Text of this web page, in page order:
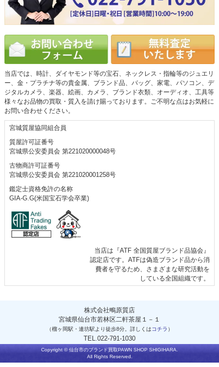
当店では、時計、ダイヤモンド等の宝石、ネックレス・指輪等のジュエリ
ー、金・プラチナ等の貴金属、ブランド品、バッグ、家電、パソコン、デ
ジタルカメラ、楽器、絵画、カメラ、ブランド衣類、オーディオ、工具等
様々なお品物の買取・質入を請け賜っております。ご不明な点はお気軽に
お問い合わせください。
宮城質屋協同組合員
質屋許可証番号
宮城県公安委員会 第221020000048号
古物商許可証番号
宮城県公安委員会 第221020001258号
鑑定士資格免許の名称
GIA-G.G(米国宝石学会卒業)
当店は『ATF 全国質屋ブランド品協会』
認定店です。ATFは偽造ブランド品から消
費者を守るため、さまざまな研究活動を
している全国組織です。
株式会社鴫原質店
宮城県仙台市若林区二軒茶屋１－１
（榴ヶ岡駅・連坊駅より徒歩8分。詳しくは コチラ ）
TEL.022-791-1030
Copyright ©仙台市のブランド買取PAWN SHOP SHIGIHARA.
All Rights Reserved.